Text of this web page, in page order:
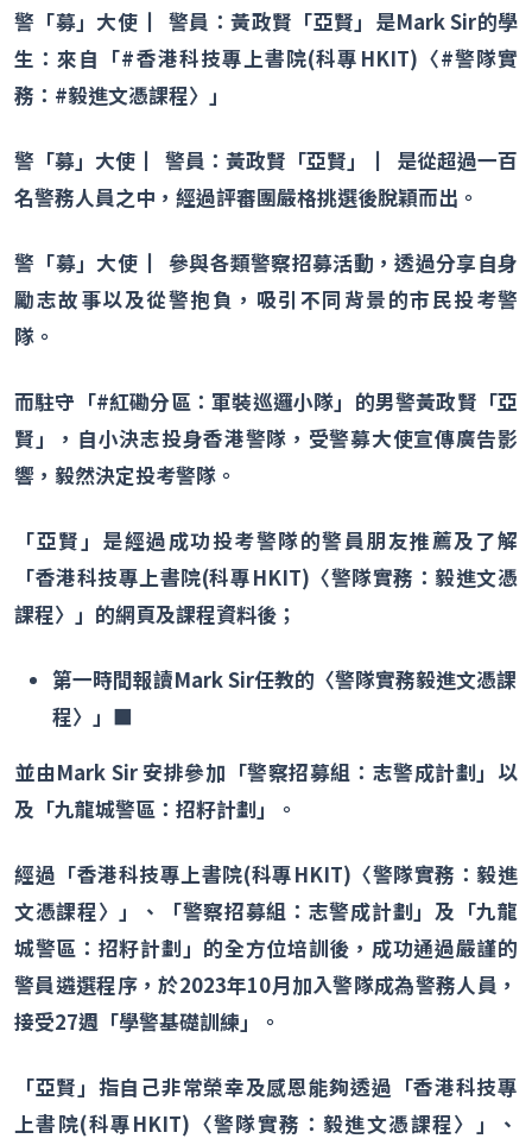
警「募」大使 ▏警員：黃政賢「亞賢」是Mark Sir的學
生：來自「#香港科技專上書院(科專 HKIT) 〈#警隊實
務： #毅進文憑課程〉」
警「募」大使 ▏警員：黃政賢「亞賢」
▏是從超過一百
名警務人員之中，經過評審團嚴格挑選後脫穎而出。
警「募」大使 ▏參與各類警察招募活動，透過分享自身
勵志故事以及從警抱負，吸引不同背景的市民投考警
隊。
而駐守「#紅磡分區：軍裝巡邏小隊」的男警黃政賢「亞
賢」，自小決志投身香港警隊，受警募大使宣傳廣告影
響，毅然決定投考警隊。
「亞賢」是經過成功投考警隊的警員朋友推薦及了解
「香港科技專上書院(科專HKIT) 〈警隊實務：毅進文憑
課程〉」的網頁及課程資料後；
第一時間報讀Mark Sir任教的〈警隊實務毅進文憑課
程〉」■
並由Mark Sir 安排參加「警察招募組：志警成計劃」以
及「九龍城警區：招籽計劃」。
經過「香港科技專上書院(科專HKIT) 〈警隊實務：毅進
文憑課程〉」、「警察招募組：志警成計劃」及「九龍
城警區：招籽計劃」的全方位培訓後，成功通過嚴謹的
警員遴選程序，於2023年10月加入警隊成為警務人員，
接受27週「學警基礎訓練」。
「亞賢」指自己非常榮幸及感恩能夠透過「香港科技專
上書院(科專HKIT) 〈警隊實務：毅進文憑課程〉」、